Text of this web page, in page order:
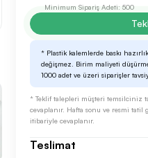
Minimum Sipariş Adeti: 500
* Plastik kalemlerde baskı
değişmez. Birim maliyeti
1000 adet ve üzeri siparişler
* Teklif talepleri müşteri temsilciniz
cevaplanır. Hafta sonu ve resmi
itibariyle cevaplanır.
Teslimat